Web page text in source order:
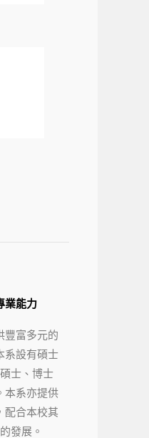
業能力
豐富多元的
系設有碩士
士、博士
本系亦提供
配合本校其
發展。